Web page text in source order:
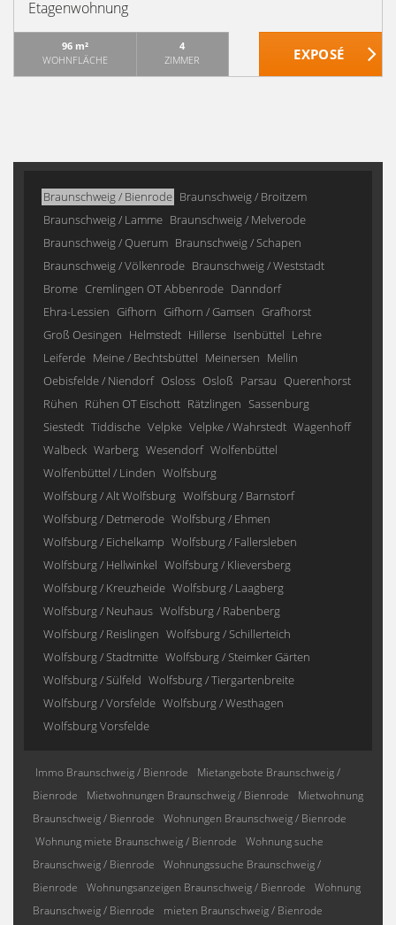
Etagenwohnung
96 m²
WOHNFLÄCHE
4
ZIMMER
Braunschweig / Bienrode Braunschweig / Broitzem
Braunschweig / Lamme Braunschweig / Melverode
Braunschweig / Querum Braunschweig / Schapen
Braunschweig / Völkenrode Braunschweig / Weststadt
Brome Cremlingen OT Abbenrode Danndorf
Ehra-Lessien Gifhorn Gifhorn / Gamsen Grafhorst
Groß Oesingen Helmstedt Hillerse Isenbüttel Lehre
Leiferde Meine / Bechtsbüttel Meinersen Mellin
Oebisfelde / Niendorf Osloss Osloß Parsau Querenhorst
Rühen Rühen OT Eischott Rätzlingen Sassenburg
Siestedt Tiddische Velpke Velpke / Wahrstedt Wagenhoff
Walbeck Warberg Wesendorf Wolfenbüttel
Wolfenbüttel / Linden Wolfsburg
Wolfsburg / Alt Wolfsburg Wolfsburg / Barnstorf
Wolfsburg / Detmerode Wolfsburg / Ehmen
Wolfsburg / Eichelkamp Wolfsburg / Fallersleben
Wolfsburg / Hellwinkel Wolfsburg / Klieversberg
Wolfsburg / Kreuzheide Wolfsburg / Laagberg
Wolfsburg / Neuhaus Wolfsburg / Rabenberg
Wolfsburg / Reislingen Wolfsburg / Schillerteich
Wolfsburg / Stadtmitte Wolfsburg / Steimker Gärten
Wolfsburg / Sülfeld Wolfsburg / Tiergartenbreite
Wolfsburg / Vorsfelde Wolfsburg / Westhagen
Wolfsburg Vorsfelde
Immo Braunschweig / Bienrode
Mietangebote Braunschweig /
Bienrode
Mietwohnungen Braunschweig / Bienrode
Mietwohnung
Braunschweig / Bienrode
Wohnungen Braunschweig / Bienrode
Wohnung miete Braunschweig / Bienrode
Wohnung suche
Braunschweig / Bienrode
Wohnungssuche Braunschweig /
Bienrode
Wohnungsanzeigen Braunschweig / Bienrode
Wohnung
Braunschweig / Bienrode
mieten Braunschweig / Bienrode